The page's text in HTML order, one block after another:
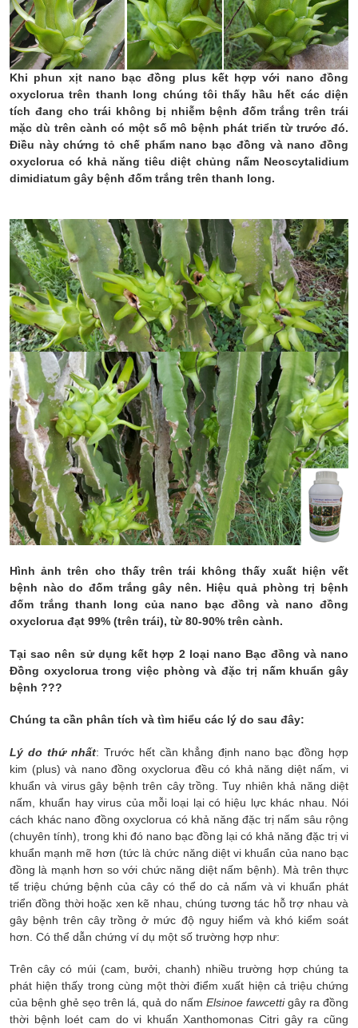
Khi phun xịt nano bạc đồng plus kết hợp với nano đồng
oxyclorua trên thanh long chúng tôi thấy hầu hết các diện
tích đang cho trái không bị nhiễm bệnh đốm trắng trên trái
mặc dù trên cành có một số mô bệnh phát triển từ trước đó.
Điều này chứng tỏ chế phẩm nano bạc đồng và nano đồng
oxyclorua có khả năng tiêu diệt chủng nấm Neoscytalidium
dimidiatum gây bệnh đốm trắng trên thanh long.
Hình ảnh trên cho thấy trên trái không thấy xuất hiện vết
bệnh nào do đốm trắng gây nên. Hiệu quả phòng trị bệnh
đốm trắng thanh long của nano bạc đồng và nano đồng
oxyclorua đạt 99% (trên trái), từ 80-90% trên cành.
Tại sao nên sử dụng kết hợp 2 loại nano Bạc đồng và nano
Đồng oxyclorua trong việc phòng và đặc trị nấm khuẩn gây
bệnh ???
Chúng ta cần phân tích và tìm hiểu các lý do sau đây:
Lý do thứ nhất: Trước hết cần khẳng định nano bạc đồng hợp
kim (plus) và nano đồng oxyclorua đều có khả năng diệt nấm, vi
khuẩn và virus gây bệnh trên cây trồng. Tuy nhiên khả năng diệt
nấm, khuẩn hay virus của mỗi loại lại có hiệu lực khác nhau. Nói
cách khác nano đồng oxyclorua có khả năng đặc trị nấm sâu rộng
(chuyên tính), trong khi đó nano bạc đồng lại có khả năng đặc trị vi
khuẩn mạnh mẽ hơn (tức là chức năng diệt vi khuẩn của nano bạc
đồng là mạnh hơn so với chức năng diệt nấm bệnh). Mà trên thực
tế triệu chứng bệnh của cây có thể do cả nấm và vi khuẩn phát
triển đồng thời hoặc xen kẽ nhau, chúng tương tác hỗ trợ nhau và
gây bệnh trên cây trồng ở mức độ nguy hiểm và khó kiểm soát
hơn. Có thể dẫn chứng ví dụ một số trường hợp như:
Trên cây có múi (cam, bưởi, chanh) nhiều trường hợp chúng ta
phát hiện thấy trong cùng một thời điểm xuất hiện cả triệu chứng
của bệnh ghẻ sẹo trên lá, quả do nấm Elsinoe fawcettigây ra đồng
thời bệnh loét cam do vi khuẩn Xanthomonas Citri gây ra cũng